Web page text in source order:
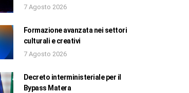
7 Agosto 2026
Formazione avanzata nei settori
culturali e creativi
7 Agosto 2026
Decreto interministeriale per il
Bypass Matera